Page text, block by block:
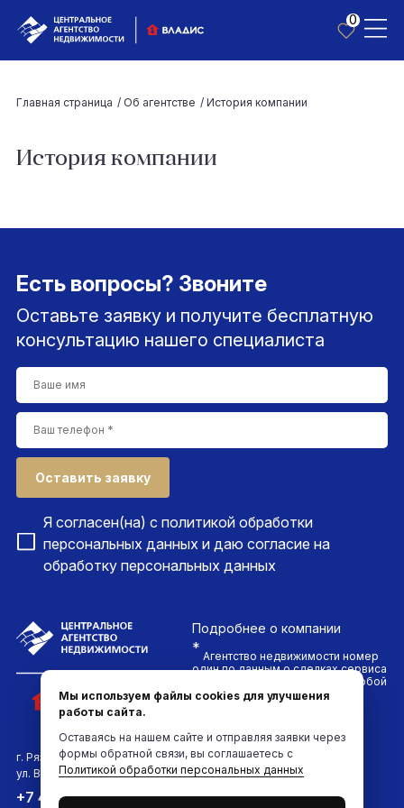
0
Главная страница / Об агентстве / История компании
История компании
Есть вопросы? Звоните
Оставьте заявку и получите бесплатную
консультацию нашего специалиста
Оставить заявку
Я согласен(на) с политикой обработки
персональных данных и даю согласие на
обработку персональных данных
Подробнее о компании
* Агентство недвижимости номер
один по данным о сделках сервиса
ДомКлик. Проводим сделки любой
сложности и гарантируем
безопасность каждого клиента
г. Рязань
ул. Вокзальная, д.6
+7 4912 961-961
Мы используем файлы cookies для улучшения
работы сайта.
Оставаясь на нашем сайте и отправляя заявки через
формы обратной связи, вы соглашаетесь с
Политикой обработки персональных данных